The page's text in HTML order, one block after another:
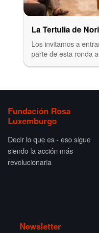
La Tertulia de
Los invitamos a
parte de esta ronda
Fundación Rosa
Luxemburgo
Decir lo que es - eso sigue
siendo la acción más
revolucionaria
Newsletter